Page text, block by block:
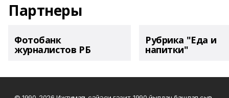
Партнеры
Фотобанк
журналистов РБ
Рубрика "Еда и
напитки"